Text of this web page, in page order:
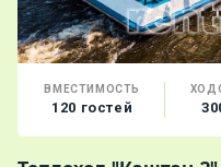
ВМЕСТИМОСТЬ
120 гостей